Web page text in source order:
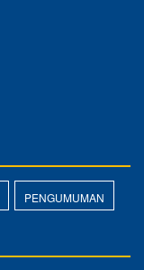
PENGUMUMAN